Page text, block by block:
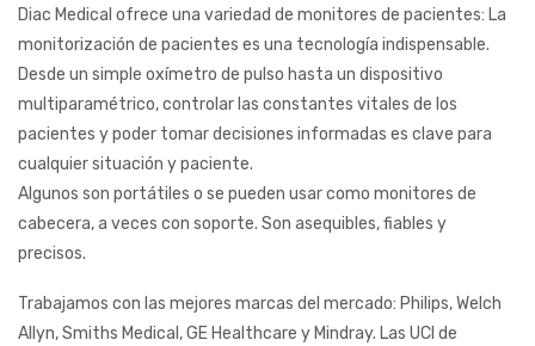
Diac Medical ofrece una variedad de monitores de pacientes: La
monitorización de pacientes es una tecnología indispensable.
Desde un simple oxímetro de pulso hasta un dispositivo
multiparamétrico, controlar las constantes vitales de los
pacientes y poder tomar decisiones informadas es clave para
cualquier situación y paciente.
Algunos son portátiles o se pueden usar como monitores de
cabecera, a veces con soporte. Son asequibles, fiables y
precisos.
Trabajamos con las mejores marcas del mercado: Philips, Welch
Allyn, Smiths Medical, GE Healthcare y Mindray. Las UCI de